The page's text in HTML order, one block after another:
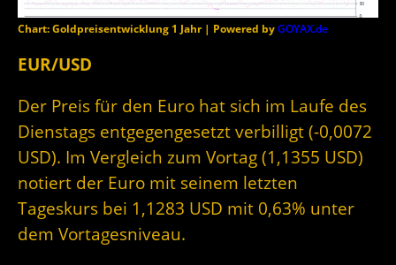
Chart: Goldpreisentwicklung 1 Jahr | Powered byGOYAX.de
EUR/USD
Der Preis für den Euro hat sich im Laufe des
Dienstags entgegengesetzt verbilligt (-0,0072
USD). Im Vergleich zum Vortag (1,1355 USD)
notiert der Euro mit seinem letzten
Tageskurs bei 1,1283 USD mit 0,63% unter
dem Vortagesniveau.